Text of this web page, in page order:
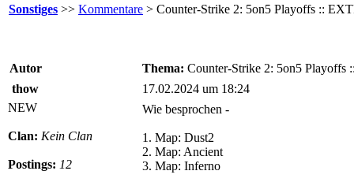
Sonstiges >> Kommentare > Counter-Strike 2: 5on5 Playoffs ::
Autor Thema: Counter-Strike 2: 5on5
thow
17.02.2024 um 18:24
NEW
Clan: Kein Clan
Postings: 12
Wie besprochen -
1. Map: Dust2
2. Map: Ancient
3. Map: Inferno